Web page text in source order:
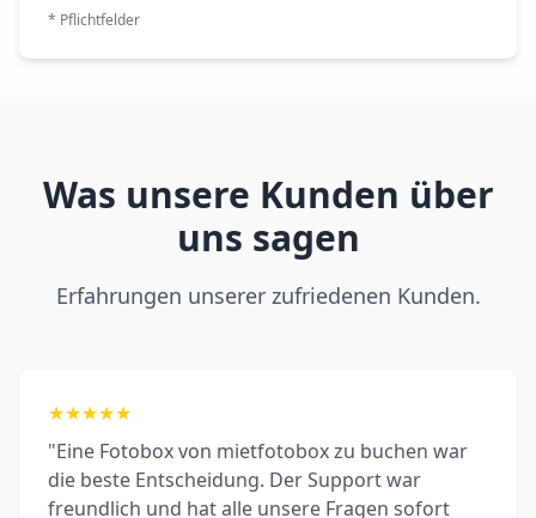
* Pflichtfelder
Was unsere Kunden über
uns sagen
Erfahrungen unserer zufriedenen Kunden.
★★★★★
"Eine Fotobox von mietfotobox zu buchen war
die beste Entscheidung. Der Support war
freundlich und hat alle unsere Fragen sofort